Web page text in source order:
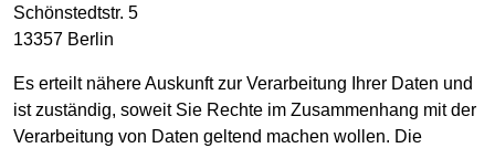
Schönstedtstr. 5
13357 Berlin
Es erteilt nähere Auskunft zur Verarbeitung Ihrer Daten und
ist zuständig, soweit Sie Rechte im Zusammenhang mit der
Verarbeitung von Daten geltend machen wollen. Die